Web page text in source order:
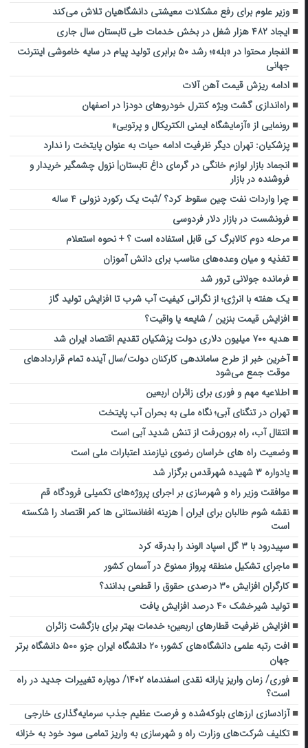
وزیر علوم برای رفع مشکلات معیشتی دانشگاهیان تلاش می‌کند
ایجاد ۴۸۲ هزار شغل در بخش خدمات طی تابستان سال جاری
انفجار محتوا در «بله»؛ رشد ۵۰ برابری تولید پیام در سایه خاموشی اینترنت
جهانی
ادامه ریزش قیمت آهن آلات
راه‌اندازی گشت ویژه کنترل خودروهای دودزا در اصفهان
رونمایی از «آزمایشگاه ایمنی الکتریکال و پرتویی»
پزشکیان: تهران دیگر ظرفیت ادامه حیات به عنوان پایتخت را ندارد
انجماد بازار لوازم خانگی در گرمای داغ تابستان| نزول چشمگیر خریدار و
فروشنده در بازار
چرا واردات نفت چین سقوط کرد؟ /ثبت یک رکورد نزولی ۴ ساله
فرونشست در بازار دلار فردوسی
مرحله دوم کالابرگ کی قابل استفاده است ؟ + نحوه استعلام
تغذیه و میان وعده‌های مناسب برای دانش آموزان
فرمانده جولانی ترور شد
یک هفته با انرژی؛ از نگرانی کیفیت آب شرب تا افزایش تولید گاز
افزایش قیمت بنزین / شایعه یا واقیت؟
هدیه ۷۰۰ میلیون دلاری دولت پزشکیان تقدیم اقتصاد ایران شد
آخرین خبر از طرح ساماندهی کارکنان دولت/سال آینده تمام قرارداد‌های
موقت جمع می‌شود
اطلاعیه مهم و فوری برای زائران اربعین
تهران در تنگنای آبی؛ نگاه ملی به بحران آب پایتخت
انتقال آب، راه برون‌رفت از تنش شدید آبی است
وضعیت راه های خراسان رضوی نیازمند اعتبارات ملی است
یادواره ۳ شهیده شهرقدس برگزار شد
موافقت وزیر راه و شهرسازی بر اجرای پروژه‌های تکمیلی فرودگاه قم
نقشه شوم طالبان برای ایران | هزینه افغانستانی ها کمر اقتصاد را شکسته
است
سپیدرود با ۳ گل اسپاد الوند را بدرقه کرد
ماجرای تشکیل منطقه پرواز ممنوع در آسمان کشور
کارگران افزایش ۳۰ درصدی حقوق را قطعی بدانند؟
تولید شیرخشک ۴۰ درصد افزایش یافت
افزایش ظرفیت قطارهای اربعین؛ خدمات بهتر برای بازگشت زائران
افت رتبه علمی دانشگاه‌های کشور؛ ۲۰ دانشگاه ایران جزو ۵۰۰ دانشگاه برتر
جهان
فوری/ زمان واریز یارانه نقدی اسفندماه ۱۴۰۲/ دوباره تغییرات جدید در راه
است؟
آزادسازی ارزهای بلوکه‌شده و فرصت عظیم جذب سرمایه‌گذاری خارجی
تکلیف شرکت‌های وزارت راه و شهرسازی به واریز تمامی سود خود به خزانه